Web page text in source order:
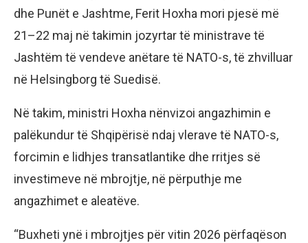
dhe Punët e Jashtme, Ferit Hoxha mori pjesë më
21–22 maj në takimin jozyrtar të ministrave të
Jashtëm të vendeve anëtare të NATO-s, të zhvilluar
në Helsingborg të Suedisë.
Në takim, ministri Hoxha nënvizoi angazhimin e
palëkundur të Shqipërisë ndaj vlerave të NATO-s,
forcimin e lidhjes transatlantike dhe rritjes së
investimeve në mbrojtje, në përputhje me
angazhimet e aleatëve.
“Buxheti ynë i mbrojtjes për vitin 2026 përfaqëson